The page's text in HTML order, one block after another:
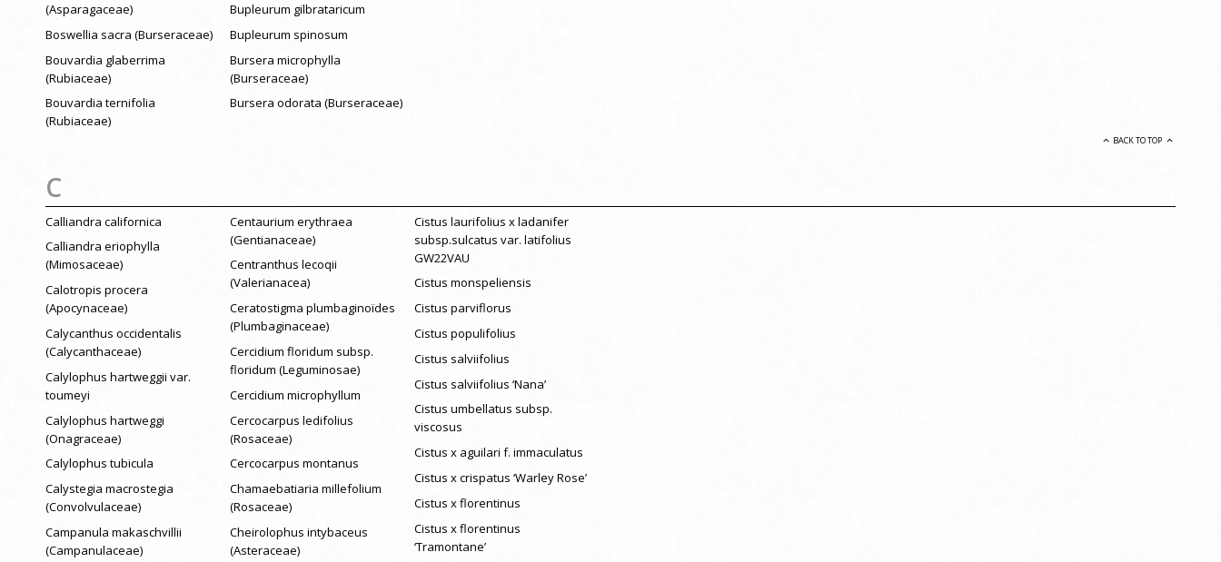
(Asparagaceae)
Boswellia sacra (Burseraceae)
Bouvardia glaberrima
(Rubiaceae)
Bouvardia ternifolia
(Rubiaceae)
Bupleurum gilbrataricum
Bupleurum spinosum
Bursera microphylla
(Burseraceae)
Bursera odorata (Burseraceae)
BACK TO TOP
C
Calliandra californica
Calliandra eriophylla
(Mimosaceae)
Calotropis procera
(Apocynaceae)
Calycanthus occidentalis
(Calycanthaceae)
Calylophus hartweggii var.
toumeyi
Calylophus hartweggi
(Onagraceae)
Calylophus tubicula
Calystegia macrostegia
(Convolvulaceae)
Campanula makaschvillii
(Campanulaceae)
Centaurium erythraea
(Gentianaceae)
Centranthus lecoqii
(Valerianacea)
Ceratostigma plumbaginoïdes
(Plumbaginaceae)
Cercidium floridum subsp.
floridum (Leguminosae)
Cercidium microphyllum
Cercocarpus ledifolius
(Rosaceae)
Cercocarpus montanus
Chamaebatiaria millefolium
(Rosaceae)
Cheirolophus intybaceus
(Asteraceae)
Cistus laurifolius x ladanifer
subsp.sulcatus var. latifolius
GW22VAU
Cistus monspeliensis
Cistus parviflorus
Cistus populifolius
Cistus salviifolius
Cistus salviifolius ‘Nana’
Cistus umbellatus subsp.
viscosus
Cistus x aguilari f. immaculatus
Cistus x crispatus ‘Warley Rose’
Cistus x florentinus
Cistus x florentinus
‘Tramontane’